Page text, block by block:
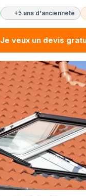
+5 ans d'ancienneté
Je veux un devis